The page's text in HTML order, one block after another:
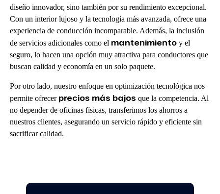
diseño innovador, sino también por su rendimiento excepcional.
Con un interior lujoso y la tecnología más avanzada, ofrece una
experiencia de conducción incomparable. Además, la inclusión
de servicios adicionales como el mantenimiento y el
seguro, lo hacen una opción muy atractiva para conductores que
buscan calidad y economía en un solo paquete.
Por otro lado, nuestro enfoque en optimización tecnológica nos
permite ofrecer precios más bajos que la competencia. Al
no depender de oficinas físicas, transferimos los ahorros a
nuestros clientes, asegurando un servicio rápido y eficiente sin
sacrificar calidad.